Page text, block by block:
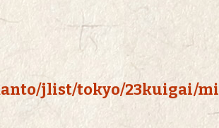
jlist/tokyo/23kuigai/mi